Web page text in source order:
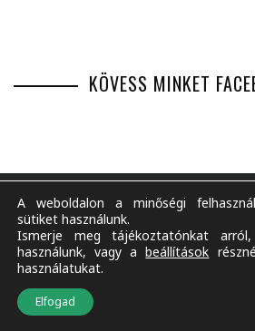
KÖVESS MINKET
BEMUTATKOZÁS IMPRESSZUM
ADATKEZELÉSI TÁJÉKOZTATÓ TARTALOM
A weboldalon a minőségi
sütiket használunk.
Ismerje meg tájékoztatónkat
használunk, vagy abeállítások
használatukat.
Elfogad